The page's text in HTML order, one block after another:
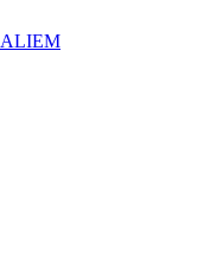
ALIEM